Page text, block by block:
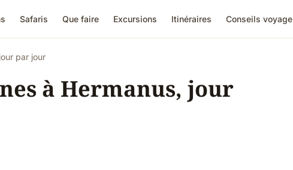
Safaris Que faire Excursions Itinéraires Conseils voyage
par jour
à Hermanus, jour